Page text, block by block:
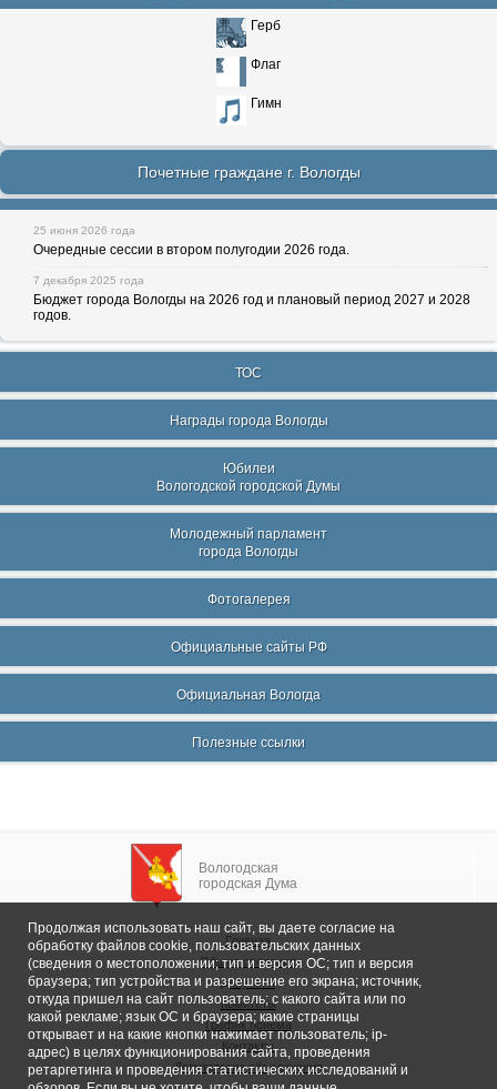
Герб
Флаг
Гимн
Почетные граждане г. Вологды
25 июня 2026 года
Очередные сессии в втором полугодии 2026 года.
7 декабря 2025 года
Бюджет города Вологды на 2026 год и плановый период 2027 и 2028
годов.
ТОС
Награды города Вологды
Юбилеи
Вологодской городской Думы
Молодежный парламент
города Вологды
Фотогалерея
Официальные сайты РФ
Официальная Вологда
Полезные ссылки
Вологодская
городская Дума
Главная
Общие сведения
Депутаты
Комитеты
График приема
Контакты
Депутатские объединения
Продолжая использовать наш сайт, вы даете согласие на
обработку файлов cookie, пользовательских данных
(сведения о местоположении; тип и версия ОС; тип и версия
браузера; тип устройства и разрешение его экрана; источник,
откуда пришел на сайт пользователь; с какого сайта или по
какой рекламе; язык ОС и браузера; какие страницы
открывает и на какие кнопки нажимает пользователь; ip-
адрес) в целях функционирования сайта, проведения
ретаргетинга и проведения статистических исследований и